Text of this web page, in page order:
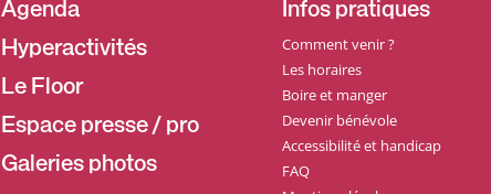
Agenda
Hyperactivités
Le Floor
Espace presse / pro
Galeries photos
Infos pratiques
Comment venir ?
Les horaires
Boire et manger
Devenir bénévole
Accessibilité et handicap
FAQ